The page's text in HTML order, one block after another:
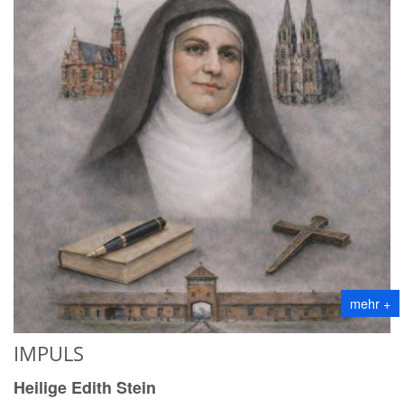
mehr +
IMPULS
Heilige Edith Stein